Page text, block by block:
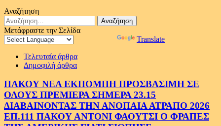
Αναζήτηση
Αναζήτηση
για:
Μετάφραστε την Σελίδα
Translate
Τελευταία άρθρα
Δημοφιλή άρθρα
ΠΑΚΟΥ ΝΕΑ ΕΚΠΟΜΠΗ ΠΡΟΣΒΑΣΙΜΗ ΣΕ
ΟΛΟΥΣ ΠΡΕΜΙΕΡΑ ΣΗΜΕΡΑ 23.15
ΔΙΑΒΑΙΝΟΝΤΑΣ ΤΗΝ ΑΝΟΠΑΙΑ ΑΤΡΑΠΟ 2026
ΕΠ.111 ΠΑΚΟΥ ΑΝΤΟΝΙ ΦΑΟΥΤΣΙ Ο ΦΡΑΠΕΣ